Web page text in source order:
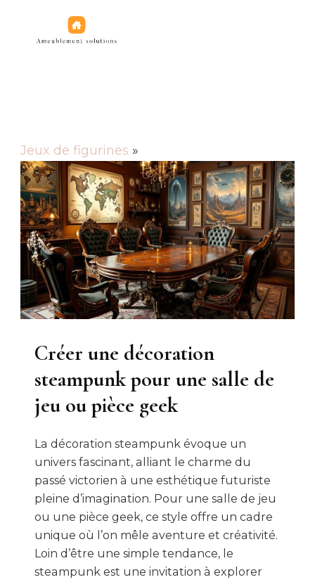
Jeux de figurines
Jeux de figurines »
Créer une décoration
steampunk pour une salle de
jeu ou pièce geek
La décoration steampunk évoque un
univers fascinant, alliant le charme du
passé victorien à une esthétique futuriste
pleine d’imagination. Pour une salle de jeu
ou une pièce geek, ce style offre un cadre
unique où l’on mêle aventure et créativité.
Loin d’être une simple tendance, le
steampunk est une invitation à explorer